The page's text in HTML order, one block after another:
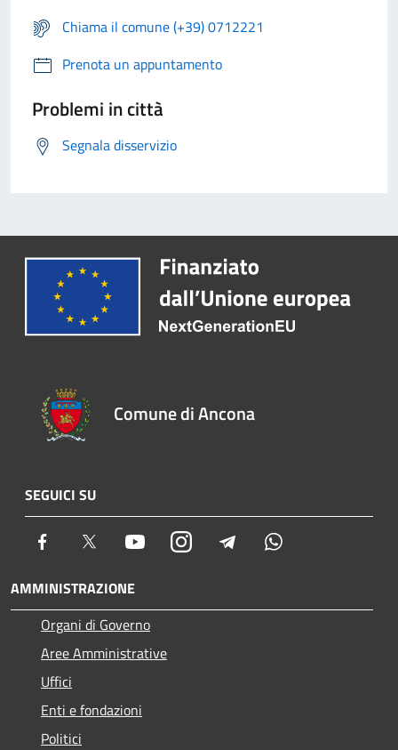
Chiama il comune (+39) 0712221
Prenota un appuntamento
Problemi in città
Segnala disservizio
Comune di Ancona
SEGUICI SU
Facebook Twitter YoutubeInstagram Telegram
AMMINISTRAZIONE
Organi di Governo
Aree Amministrative
Uffici
Enti e fondazioni
Politici